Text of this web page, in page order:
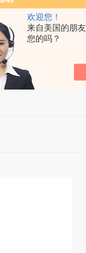
欢迎您！
来自美国的朋
您的吗？